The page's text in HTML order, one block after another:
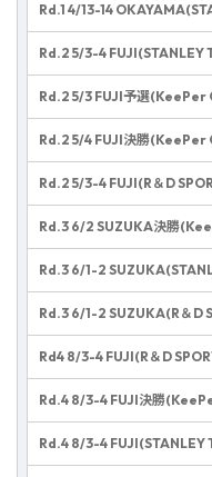
Rd.1 4/13-14
Rd.2 5/3-4 FUJI(STANLEY
Rd.2 5/3 FUJI予選(KeePer
Rd.2 5/4 FUJI決勝(KeePer
Rd.2 5/3-4 FUJI(R＆D
Rd.3 6/2 SUZUKA決勝
Rd.3 6/1-2
Rd.3 6/1-2 SUZUKA(R＆D
Rd4 8/3-4 FUJI(R＆D
Rd.4 8/3-4 FUJI決勝
Rd.4 8/3-4 FUJI(STANLEY